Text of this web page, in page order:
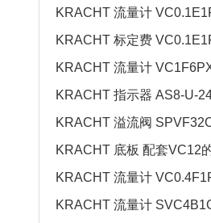
KRACHT 流量计
KRACHT 标定费
KRACHT 流量计
KRACHT 指示器 AS8-U-
KRACHT 溢流阀
KRACHT 底板 配套VC12
KRACHT 流量计
KRACHT 流量计